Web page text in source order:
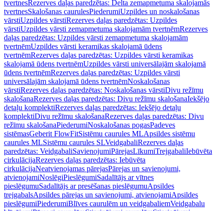
tvertnesRezerves daļas paredzētas: Delta zemapmetuma skalojamās
tvertnesSkalošanas caurulesPiederumiUzpildes un noskalošanas
vārstiUzpildes vārstiRezerves daļas paredzētas: Uzpildes
vārstiUzpildes vārsti zemapmetuma skalojamām tvertnēmRezerves
daļas paredzētas: Uzpildes vārsti zemapmetuma skalojamām
tvertnēmUzpildes vārsti keramikas skalojamā ūdens
tvertnēmRezerves daļas paredzētas: Uzpildes vārsti keramikas
skalojamā ūdens tvertnēmUzpildes vārsti universālajām skalojamā
ūdens tvertnēmRezerves daļas paredzētas: Uzpildes vārsti
universālajām skalojamā ūdens tvertnēmNoskalošanas
vārstiRezerves daļas paredzētas: Noskalošanas vārstiDivu režīmu
skalošanaRezerves daļas paredzētas: Divu režīmu skalošanaIekšējo
detaļu komplektiRezerves daļas paredzētas: Iekšējo detaļu
komplektiDivu režīmu skalošanaRezerves daļas paredzētas: Divu
režīmu skalošanaPiederumiNoskalošanas pogasPadeves
sistēmasGeberit FlowFitSistēmu caurules MLApsildes sistēmu
caurules MLSistēmu caurules SLVeidgabaliRezerves daļas
paredzētas: VeidgabaliSavienojumiPārejasLīkumiTrejgabaliIebūvēta
cirkulācijaRezerves daļas paredzētas: Iebūvēta
cirkulācijaNeatvienojamas pārejasPārejas un savienojumi,
atvienojamiNoslēgiPieslēgumiSadalītājs ar vītnes
pieslēgumuSadalītājs ar presēšanas pieslēgumuApsildes
trejgabalsApsildes pārejas un savienojumi, atvienojamiApsildes
pieslēgumiPiederumiBlīves caurulēm un veidgabaliemVeidgabalu